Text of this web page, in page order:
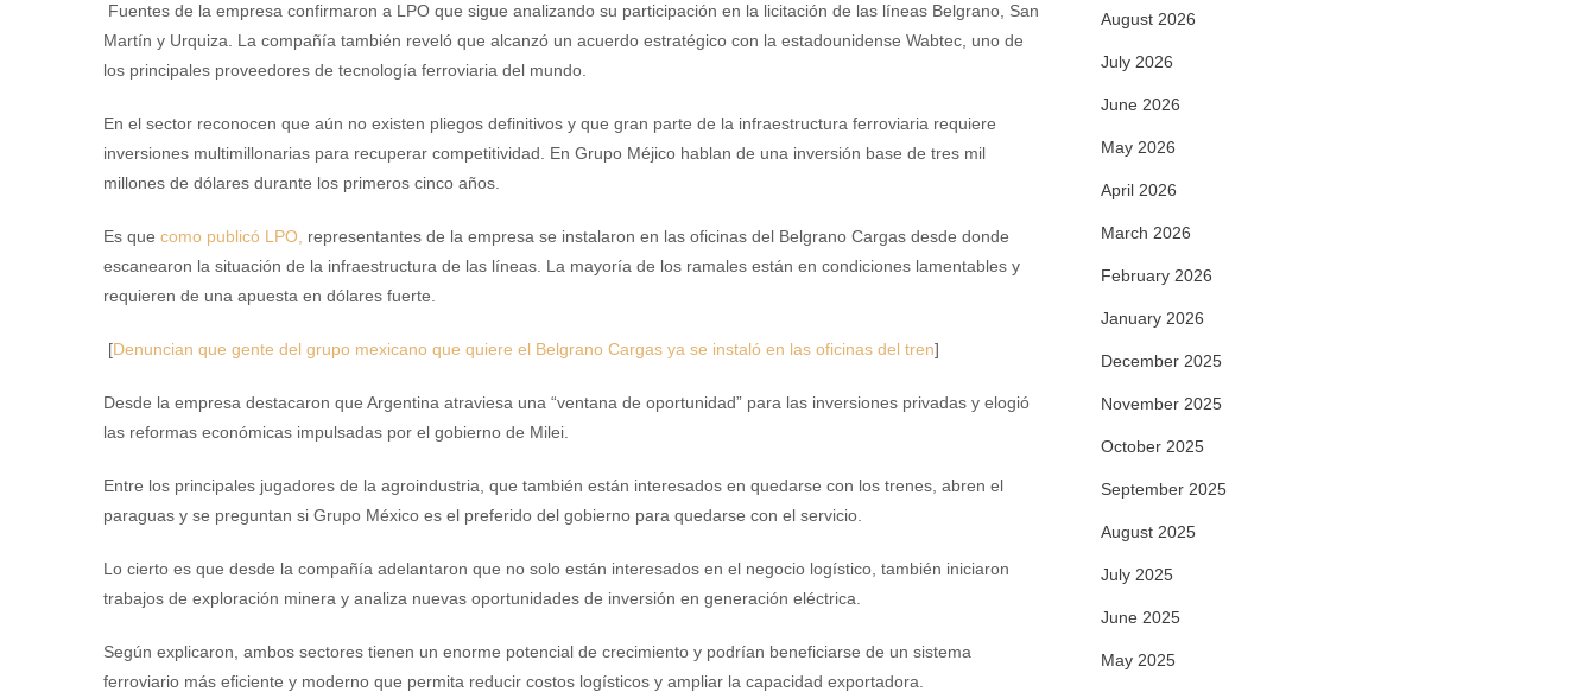
Fuentes de la empresa confirmaron a LPO que sigue analizando su participación en la licitación de las líneas Belgrano, San
Martín y Urquiza. La compañía también reveló que alcanzó un acuerdo estratégico con la estadounidense Wabtec, uno de
los principales proveedores de tecnología ferroviaria del mundo.
En el sector reconocen que aún no existen pliegos definitivos y que gran parte de la infraestructura ferroviaria requiere
inversiones multimillonarias para recuperar competitividad. En Grupo Méjico hablan de una inversión base de tres mil
millones de dólares durante los primeros cinco años.
Es que como publicó LPO, representantes de la empresa se instalaron en las oficinas del Belgrano Cargas desde donde
escanearon la situación de la infraestructura de las líneas. La mayoría de los ramales están en condiciones lamentables y
requieren de una apuesta en dólares fuerte.
[Denuncian que gente del grupo mexicano que quiere el Belgrano Cargas ya se instaló en las oficinas del tren]
Desde la empresa destacaron que Argentina atraviesa una “ventana de oportunidad” para las inversiones privadas y elogió
las reformas económicas impulsadas por el gobierno de Milei.
Entre los principales jugadores de la agroindustria, que también están interesados en quedarse con los trenes, abren el
paraguas y se preguntan si Grupo México es el preferido del gobierno para quedarse con el servicio.
Lo cierto es que desde la compañía adelantaron que no solo están interesados en el negocio logístico, también iniciaron
trabajos de exploración minera y analiza nuevas oportunidades de inversión en generación eléctrica.
Según explicaron, ambos sectores tienen un enorme potencial de crecimiento y podrían beneficiarse de un sistema
ferroviario más eficiente y moderno que permita reducir costos logísticos y ampliar la capacidad exportadora.
August 2026
July 2026
June 2026
May 2026
April 2026
March 2026
February 2026
January 2026
December 2025
November 2025
October 2025
September 2025
August 2025
July 2025
June 2025
May 2025